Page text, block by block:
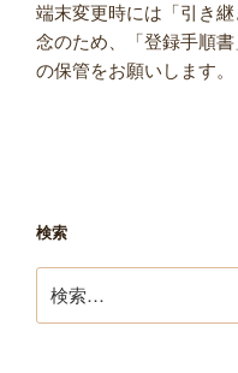
端末変更時には「引き継
念のため、「登録手順書
の保管をお願いします。
検索
索: